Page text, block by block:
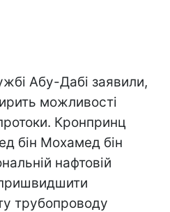
Абу-Дабі заявили,
можливості
Кронпринц
бін Мохамед бін
нафтовій
трубопроводу